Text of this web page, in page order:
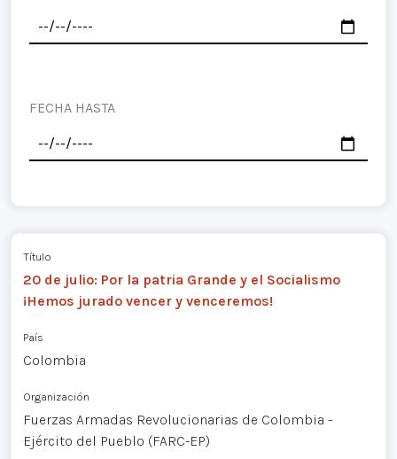
FECHA HASTA
Título
20 de julio: Por la patria Grande y el Socialismo
¡Hemos jurado vencer y venceremos!
País
Colombia
Organización
Fuerzas Armadas Revolucionarias de Colombia -
Ejército del Pueblo (FARC-EP)